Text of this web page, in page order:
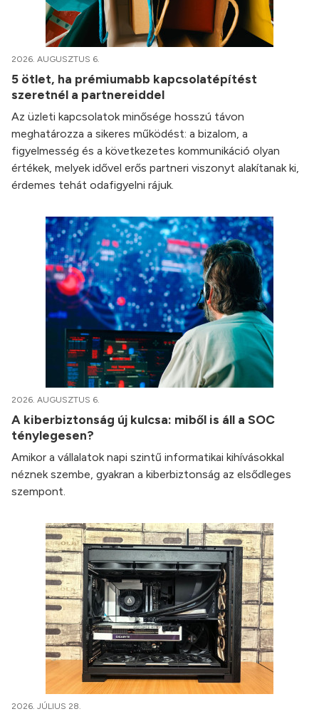
2026. AUGUSZTUS 6.
5 ötlet, ha prémiumabb kapcsolatépítést
szeretnél a partnereiddel
Az üzleti kapcsolatok minősége hosszú távon
meghatározza a sikeres működést: a bizalom, a
figyelmesség és a következetes kommunikáció olyan
értékek, melyek idővel erős partneri viszonyt alakítanak ki,
érdemes tehát odafigyelni rájuk.
2026. AUGUSZTUS 6.
A kiberbiztonság új kulcsa: miből is áll a SOC
ténylegesen?
Amikor a vállalatok napi szintű informatikai kihívásokkal
néznek szembe, gyakran a kiberbiztonság az elsődleges
szempont.
2026. JÚLIUS 28.